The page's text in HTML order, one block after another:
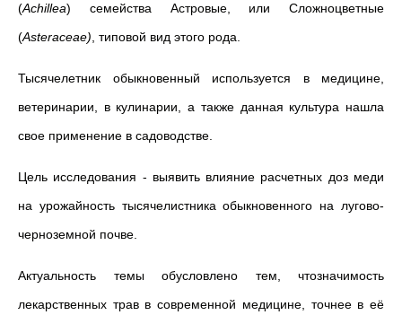
(Achillea) семейства Астровые, или Сложноцветные
(Asteraceae) , типовой вид этого рода.
Тысячелетник обыкновенный используется в медицине,
ветеринарии, в кулинарии, а также данная культура нашла
свое применение в садоводстве.
Цель исследования - выявить влияние расчетных доз меди
на урожайность тысячелистника обыкновенного на лугово-
черноземной почве.
Актуальность темы обусловлено тем, чтозначимость
лекарственных трав в современной медицине, точнее в её